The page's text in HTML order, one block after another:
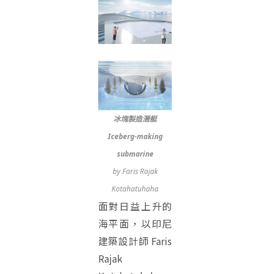
冰塊製造潛艇
Iceberg-making
submarine
by Faris Rajak
Kotahatuhaha
面對日益上升的
海平面，以印尼
建築設計師 Faris
Rajak